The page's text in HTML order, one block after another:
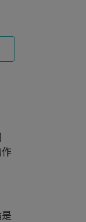
作